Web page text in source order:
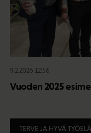
9.2.2026 12:56
Vuoden 2025
TERVE JA HYVÄ